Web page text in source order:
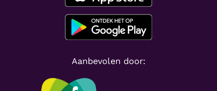
Aanbevolen door: